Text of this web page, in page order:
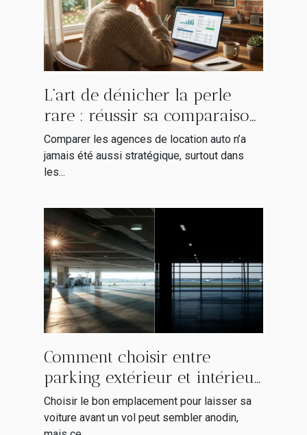
L’art de dénicher la perle
rare : réussir sa comparaison
d’agences de location auto
Comparer les agences de location auto n’a
jamais été aussi stratégique, surtout dans
les...
Comment choisir entre
parking extérieur et intérieur
pour son vol ?
Choisir le bon emplacement pour laisser sa
voiture avant un vol peut sembler anodin,